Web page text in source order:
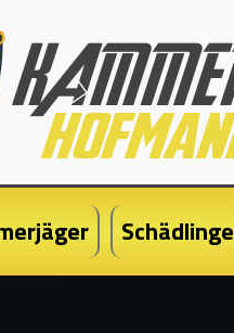
Schädlinge